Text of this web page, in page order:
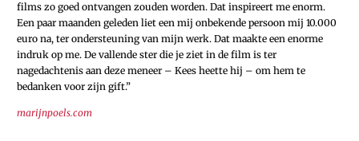
films zo goed ontvangen zouden worden. Dat inspireert me enorm.
Een paar maanden geleden liet een mij onbekende persoon mij 10.000
euro na, ter ondersteuning van mijn werk. Dat maakte een enorme
indruk op me. De vallende ster die je ziet in de film is ter
nagedachtenis aan deze meneer – Kees heette hij – om hem te
bedanken voor zijn gift.”
marijnpoels.com